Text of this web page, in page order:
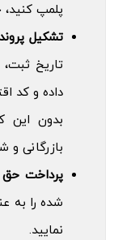
پلمپ کنید،
تشکیل
تاریخ
داده و کد اقتصادی ۱۲
بدون این
بازرگانی
پرداخت حق
شده را به
نمایید.